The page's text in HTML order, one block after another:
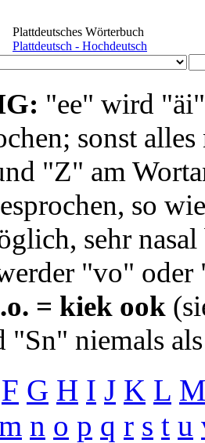
Plattdeutsches Wörterbuch
Plattdeutsch - Hochdeutsch
"ee" wird
sonst
"Z" am
so
sehr
"vo"
= kiek ook
"Sn" niemals
F G H I J K L
n o p q r s t u